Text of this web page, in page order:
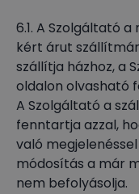
6.1. A Szolgáltató
kért árut
szállítja házhoz, a
oldalon olvasható
A Szolgáltató a
fenntartja azzal,
való
módosítás a már
nem befolyásolja.